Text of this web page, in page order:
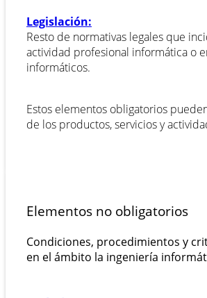
Legislación:
Resto de normativas legales que
actividad profesional informática o
informáticos.
Estos elementos obligatorios
de los productos, servicios y
Elementos no obligatorios
Condiciones, procedimientos y
en el ámbito la ingeniería